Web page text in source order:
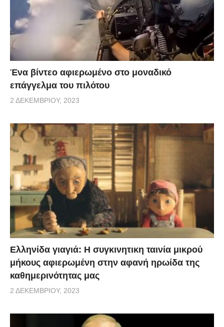
Ένα βίντεο αφιερωμένο στο μοναδικό
επάγγελμα του πιλότου
2 ΔΕΚΕΜΒΡΊΟΥ, 2023
Ελληνίδα γιαγιά: Η συγκινητικη ταινία μικρού
μήκους αφιερωμένη στην αφανή ηρωίδα της
καθημερινότητας μας
2 ΔΕΚΕΜΒΡΊΟΥ, 2023